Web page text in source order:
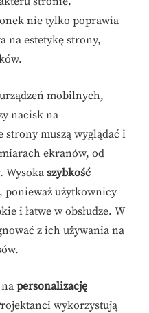
nie tylko poprawia
na estetykę strony,
mobilnych,
nacisk na
strony muszą wyglądać i
ekranów, od
Wysoka szybkość
ponieważ użytkownicy
i łatwe w obsłudze. W
z ich używania na
personalizację
wykorzystują